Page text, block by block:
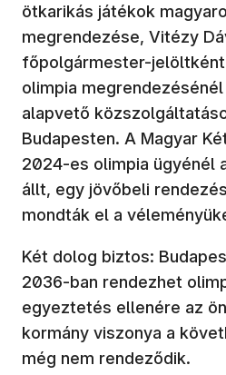
ötkarikás játékok
megrendezése, Vitézy
főpolgármester-
olimpia
alapvető
Budapesten. A Magyar
2024-es olimpia ügyénél
állt, egy jövőbeli
mondták el a
Két dolog biztos:
2036-ban rendezhet
egyeztetés ellenére az
kormány viszonya a
még nem rendeződik.